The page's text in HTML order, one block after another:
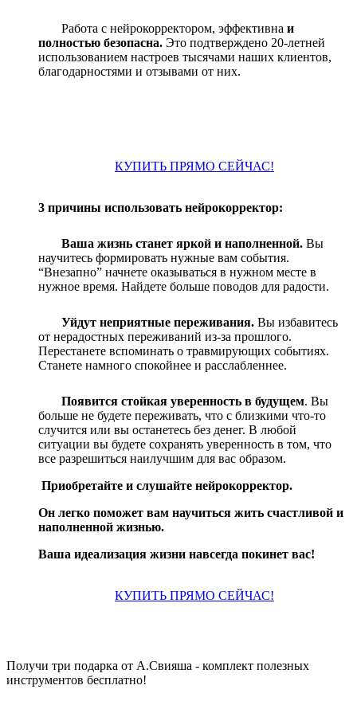
Работа с нейрокорректором, эффективна и
полностью безопасна. Это подтверждено 20-летней
использованием настроев тысячами наших клиентов,
благодарностями и отзывами от них.
КУПИТЬ ПРЯМО СЕЙЧАС!
3 причины использовать нейрокорректор:
Ваша жизнь станет яркой и наполненной. Вы
научитесь формировать нужные вам события.
“Внезапно” начнете оказываться в нужном месте в
нужное время. Найдете больше поводов для радости.
Уйдут неприятные переживания. Вы избавитесь
от нерадостных переживаний из-за прошлого.
Перестанете вспоминать о травмирующих событиях.
Станете намного спокойнее и расслабленнее.
Появится стойкая уверенность в будущем. Вы
больше не будете переживать, что с близкими что-то
случится или вы останетесь без денег. В любой
ситуации вы будете сохранять уверенность в том, что
все разрешиться наилучшим для вас образом.
Приобретайте и слушайте нейрокорректор.
Он легко поможет вам научиться жить счастливой и
наполненной жизнью.
Ваша идеализация жизни навсегда покинет вас!
КУПИТЬ ПРЯМО СЕЙЧАС!
Получи три подарка от А.Свияша - комплект полезных
инструментов бесплатно!